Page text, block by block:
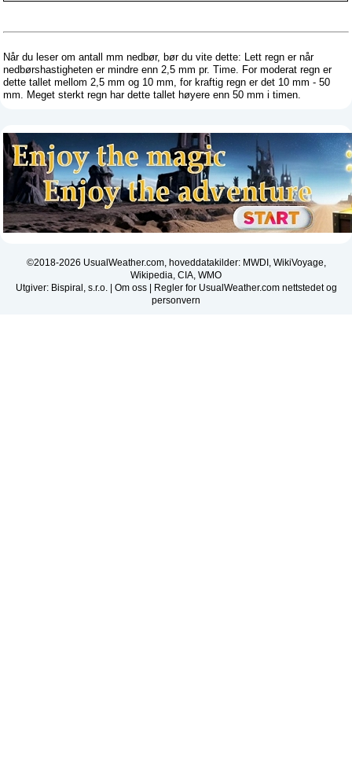
Når du leser om antall mm nedbør, bør du vite dette: Lett regn er når
nedbørshastigheten er mindre enn 2,5 mm pr. Time. For moderat regn er
dette tallet mellom 2,5 mm og 10 mm, for kraftig regn er det 10 mm - 50
mm. Meget sterkt regn har dette tallet høyere enn 50 mm i timen.
©2018-2026 UsualWeather.com, hoveddatakilder: MWDI, WikiVoyage,
Wikipedia, CIA, WMO
Utgiver: Bispiral, s.r.o. | Om oss| Regler for UsualWeather.com nettstedet og
personvern